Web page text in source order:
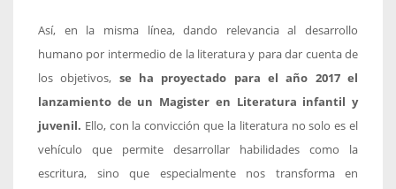
Así, en la misma línea, dando relevancia al desarrollo
humano por intermedio de la literatura y para dar cuenta de
los objetivos, se ha proyectado para el año 2017 el
lanzamiento de un Magister en Literatura infantil y
juvenil. Ello, con la convicción que la literatura no solo es el
vehículo que permite desarrollar habilidades como la
escritura, sino que especialmente nos transforma en